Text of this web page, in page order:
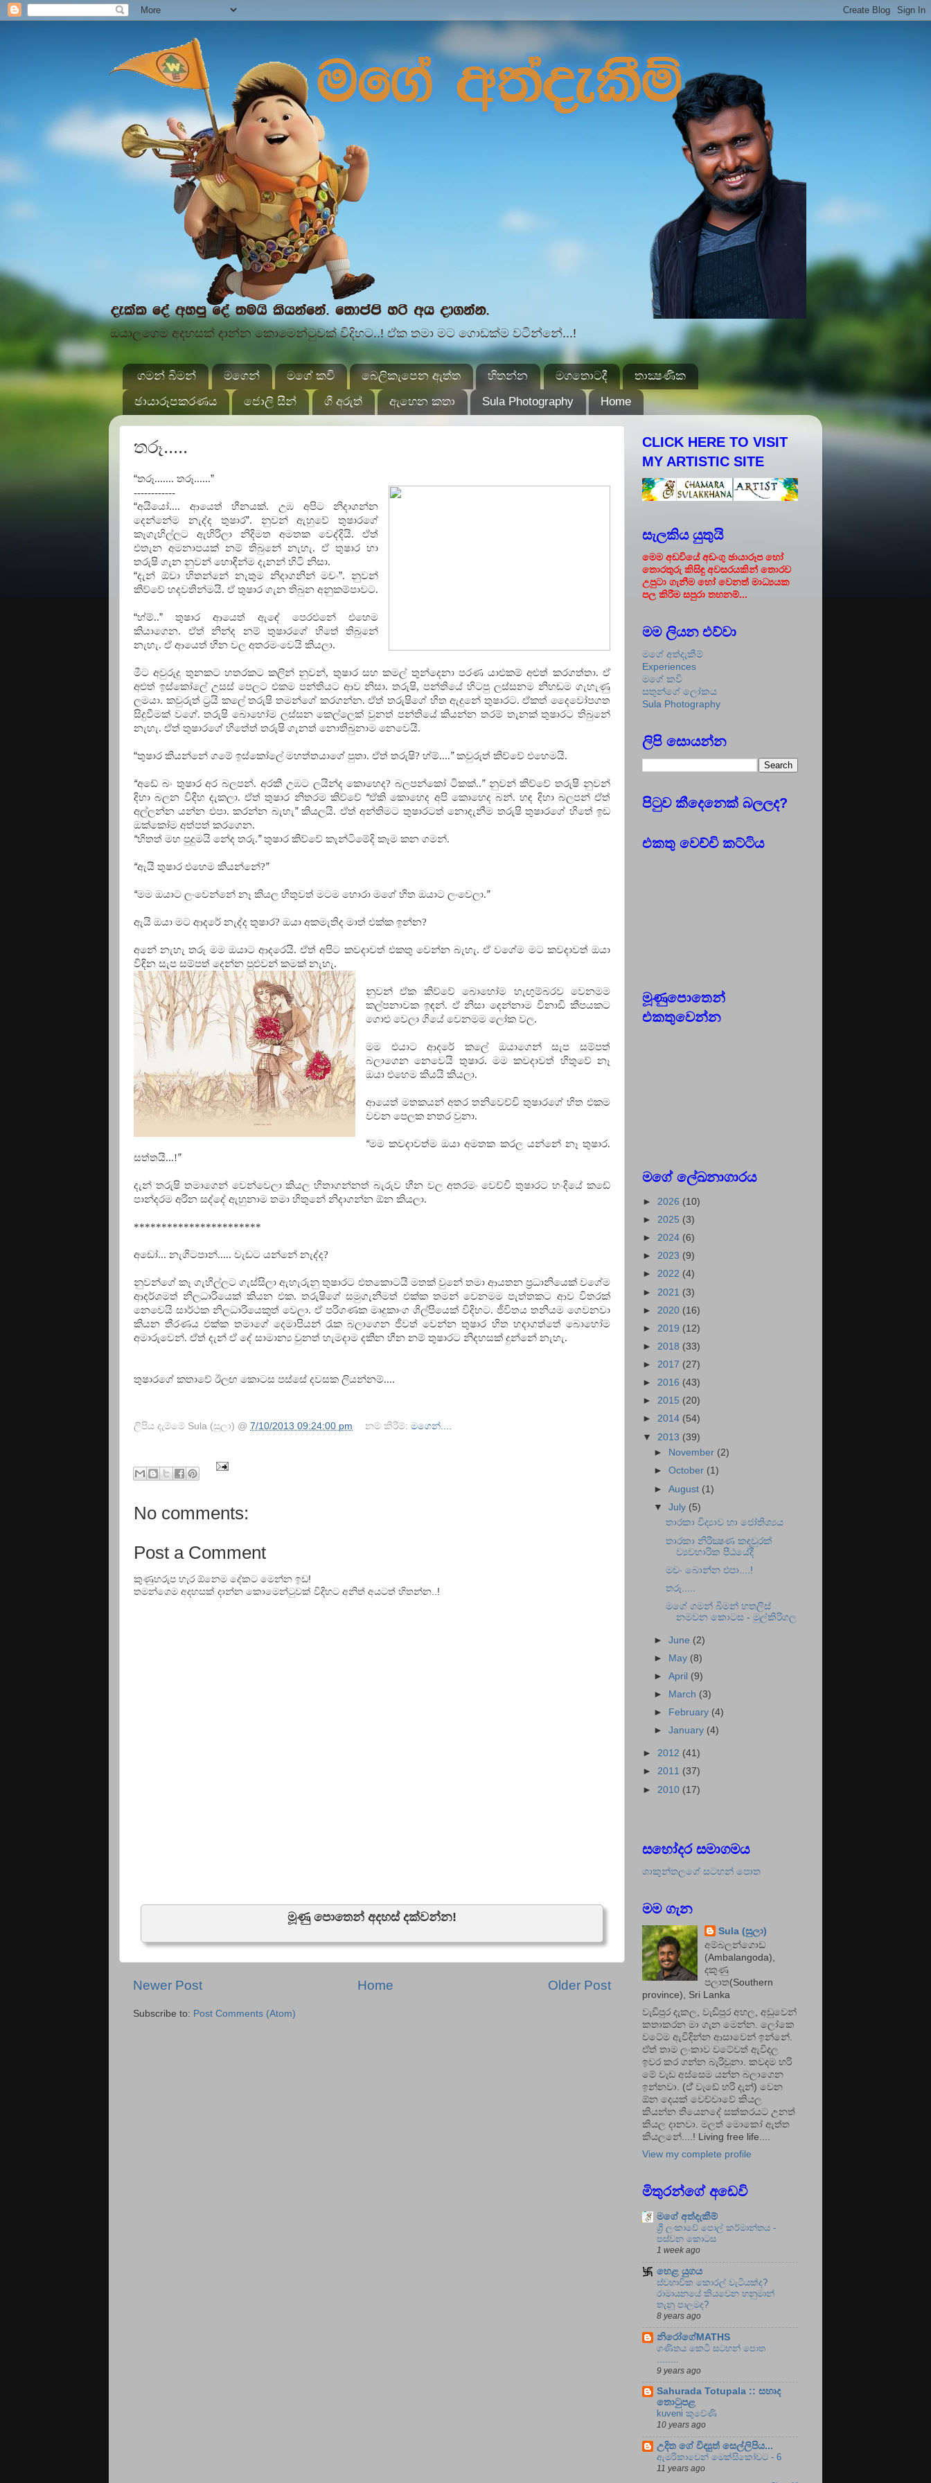
ඔයාලගෙම අදහසක් දාන්න කොමෙන්ටුවක් විදිහට..! ඒක තමා මට ගොඩක්ම වටින්නේ...!
ගමන් බිමන් මගෙන් මගේ කවි බෙලිකැපෙන ඇත්ත හිතන්න මගතොටදී
තාක්‍ෂණික
ඡායාරූපකරණය
ජොලි සීන් ගී අරුත් ඇහෙන කතා Sula Photography Home
තරූ.....
“තරූ....... තරූ......”
------------
“අයියෝ.... ආයෙත් හීනයක්. උඹ අපිට නිදාගන්න
දෙන්නේම නැද්ද තුෂාර”. නුවන් ඇහුවේ තුෂාරගේ
කෑගැහිල්ලට ඇහිරිලා නිදිමත අමතක වෙද්දියි. ඒත්
එතැන අමනාපයක් නම් තිබුනේ නැහැ. ඒ තුෂාර හා
තරුෂි ගැන නුවන් හොඳින්ම දැනන් හිටි නිසා.
“දැන් ඕවා හිතන්නේ නැතුම නිදාගනින් මචං”. නුවන්
කිව්වේ හදවතින්මයි. ඒ තුෂාර ගැන තිබුන අනුකම්පාවට.
“හ්ම්..” තුෂාර ආයෙත් ඇඳේ පෙරළුනේ එහෙම
කියාගෙන. ඒත් නින්ද නම් තුෂාරගේ හිතේ තිබුනේ
නැහැ. ඒ ආයෙත් හීන වල අතරමංවෙයි කියලා.
මීට අවුරුදු තුනකට හතරකට කලින් නුවන්, තුෂාර සහ කමල් තුන්දෙනා පරණ යාළුකම් අළුත් කරගත්තා. ඒ
අළුත් ඉස්කෝලේ උසස් පෙලට එකම පන්තියට ආව නිසා. තරුෂි, පන්තියේ හිටපු ලස්සනම නිහඬම ගැහැණු
ලමයා. කවුරුත් ට්‍රයි කලේ තරුෂි තමන්ගේ කරගන්න. ඒත් තරුෂිගේ හිත ඇදුනේ තුෂාරට. ඒකත් දෛවෝපගත
සිදුවීමක් වගේ. තරුෂි බොහෝම ලස්සන කෙල්ලෙක් වුනත් පන්තියේ කියන්න තරම් තැනක් තුෂාරට තිබුනේ
නැහැ. ඒත් තුෂාරගේ හිතේත් තරුෂි ගැනත් නොතිබුනාම නෙවෙයි.
“තුෂාර කියන්නේ ගමේ ඉස්කෝලේ මහත්තයාගේ පුතා. ඒත් තරුෂි? හ්ම්....”කවුරුත් කිව්වේ එහෙමයි.
“අඩේ බං තුෂාර අර බලපන්. අරකි උඹට ලයින්ද කොහෙද? බලපන්කෝ ටිකක්..”නුවන් කිව්වේ තරුෂි නුවන්
දිහා බලන විදිහ දැකලා. ඒත් තුෂාර නිතරම කිව්වේ “ඒකි කොහෙද අපි කොහෙද බන්. හඳ දිහා බලපන් ඒත්
අල්ලන්න යන්න එපා. කරන්න බැහැ”කියලයි. ඒත් අන්තිමට තුෂාරටත් නොදැනීම තරුෂි තුෂාරගේ හිතේ ඉඩ
ඔක්කෝම අත්පත් කරගෙන.
“හිතත් මහ පුදුමයි නේද තරු.”තුෂාර කිව්වේ කැන්ටිමේදි කෑම කන ගමන්.
“ඇයි තුෂාර එහෙම කියන්නේ?”
“මම ඔයාට ලංවෙන්නේ නෑ කියල හිතුවත් මටම හොරා මගේ හිත ඔයාට ලංවෙලා.”
ඇයි ඔයා මට ආදරේ නැද්ද තුෂාර? ඔයා අකමැතිද මාත් එක්ක ඉන්න?
අනේ නැහැ තරූ මම ඔයාට ආදරෙයි. ඒත් අපිට කවදාවත් එකතු වෙන්න බැහැ. ඒ වගේම මට කවදාවත් ඔයා
විඳින සැප සම්පත් දෙන්න පුළුවන් කමක් නැහැ.
නුවන් ඒක කිව්වේ බොහෝම හැඟුම්බරව වෙනමම
කල්පනාවක ඉඳන්. ඒ නිසා දෙන්නාම විනාඩි කීපයකට
ගොළු වෙලා ගියේ වෙනමම ලෝක වල.
මම එයාට ආදරේ කලේ ඔයාගෙන් සැප සම්පත්
බලාගෙන නෙවෙයි තුෂාර. මම කවදාවත් හිතුවේ නෑ
ඔයා එහෙම කියයි කියලා.
ආයෙත් මතකයන් අතර තනිවෙච්චි තුෂාරගේ හිත එකම
වචන පෙලක නතර වුනා.
“මම කවදාවත්ම ඔයා අමතක කරල යන්නේ නෑ තුෂාර.
සත්තයි...!”
දැන් තරුෂි තමාගෙන් වෙන්වෙලා කියල හිතාගන්නත් බැරුව හීන වල අතරමං වෙච්චි තුෂාරට හංදියේ කඩේ
පාන්දරම අරින සද්දේ ඇහුනාම තමා හිතුනේ නිදාගන්න ඕන කියලා.
***********************
අඩෝ... නැගිටපාන්..... වැඩට යන්නේ නැද්ද?
නුවන්ගේ කෑ ගැහිල්ලට ගැස්සිලා ඇහැරුනු තුෂාරට එතකොටයි මතක් වුනේ තමා ආයතන ප්‍රධානියෙක් වගේම
ආදර්ශමත් නිලධාරියෙක් කියන එක. තරුෂිගේ සමුගැනීමත් එක්ක තමන් වෙනමම පැත්තකට ආව විතරක්
නෙවෙයි සාර්ථක නිලධාරියෙකුත් වෙලා. ඒ පරිගණක මෘදුකාංග ශිල්පියෙක් විදිහට. ජීවිතය තනියම ගෙවනවා
කියන තීරණය එක්ක තමාගේ දෙමාපියන් රැක බලාගෙන ජීවත් වෙන්න තුෂාර හිත හදාගත්තේ බොහෝම
අමාරුවෙන්. ඒත් දැන් ඒ දේ සාමාන්‍ය වුනත් හැමදාම දකින හීන නම් තුෂාරට නිදහසක් දුන්නේ නැහැ.
තුෂාරගේ කතාවේ ඊලඟ කොටස පස්සේ දවසක ලියන්නම්....
ලිපිය දැම්මේ Sula (සුලා) @ 7/10/2013 09:24:00 pm නම් කිරීම්: මගෙන්....
No comments:
Post a Comment
කුණුහරුප හැර ඕනෙම දේකට මෙන්න ඉඩ!
තමන්ගෙම අදහසක් දාන්න කොමෙන්ටුවක් විදිහට අනිත් අයටත් හිතන්න..!
මූණු පොතෙන් අදහස් දක්වන්න!
Newer Post Older Post
Home
Subscribe to: Post Comments (Atom)
CLICK HERE TO VISIT
MY ARTISTIC SITE
සැලකිය යුතුයි
මෙම අඩවියේ අඩංගු ඡායාරූප හෝ
තොරතුරු කිසිඳු අවසරයකින් තොරව
උපුටා ගැනීම හෝ වෙනත් මාධ්‍යයක
පල කිරීම සපුරා තහනම්...
මම ලියන එව්වා
මගේ අත්දැකීම්
Experiences
මගේ කවි
සතුන්ගේ ලෝකය
Sula Photography
ලිපි සොයන්න
පිටුව කීදෙනෙක් බලලද?
එකතු වෙච්චි කට්ටිය
මූණුපොතෙන්
එකතුවෙන්න
මගේ ලේඛනාගාරය
► 2026 (10)
► 2025 (3)
► 2024 (6)
► 2023 (9)
► 2022 (4)
► 2021 (3)
► 2020 (16)
► 2019 (12)
► 2018 (33)
► 2017 (27)
► 2016 (43)
► 2015 (20)
► 2014 (54)
▼ 2013 (39)
►
November (2)
►October (1)
►August (1)
▼July (5)
තාරකා විද්‍යාව හා ජෝතිශ්‍යය
තාරකා නිරීක්‍ෂණ කඳවුරක්
ව්‍යවහාරික පීඨයේදී
මචං බොන්න එපා....!
තරූ.....
මගේ ගමන් බිමන් හතලිස්
නමවන කොටස - මුල්කිරිගල
►June (2)
►
May (8)
►April (9)
►
March (3)
►
February (4)
►January (4)
► 2012 (41)
► 2011 (37)
► 2010 (17)
සහෝදර සමාගමය
ශාකුන්තලගේ සටහන් පොත
මම ගැන
Sula (සුලා)
අම්බලන්ගොඩ
(Ambalangoda),
දකුණු
පලාත(Southern
province), Sri Lanka
වැඩිපුර දැකල, වැඩිපුර අහල, අඩුවෙන්
කතාකරන මා ගැන මෙන්න. ලෝකෙ
වටේම ඇවිදින්න ආසාවෙන් ඉන්නේ.
ඒත් තාම ලංකාව වටේවත් ඇවිදල
ඉවර කර ගන්න බැරිවුනා. කවදම හරි
මේ වැඩ අස්සෙම යන්න බලාගෙන
ඉන්නවා. (ඒ් වැඩේ හරි දැන්) වෙන
ඕන දෙයක් වෙච්චාවේ කියල
කියන්න තියෙනදේ සක්කරයට උනත්
කියල දානවා. මලත් මොකෝ ඇත්ත
කියලනේ....! Living free life....
View my complete profile
මිතුරන්ගේ අඩෙවි
මගේ අත්දැකීම්
ශ්‍රී ලංකාවේ පොල් කර්මාන්තය -
පස්වන කොටස
1 week ago
හෙළ යුගය
ස්වභාවික කොරල් වැටියක්ද?
රාමායනයේ කියවෙන හනුමාන්
තැනූ පාලමද?
8 years ago
නිරෝගේMATHS
ගණිතය කෙටි සටහන් පොත
9 years ago
Sahurada Totupala :: සහෘද
තොටුපළ
kuveni කුවේණි
10 years ago
උදිත ගේ විද්‍යුත් සෙල්ලිපිය...
ඇමරිකාවෙන් මෙක්සිකෝවට - 6
11 years ago